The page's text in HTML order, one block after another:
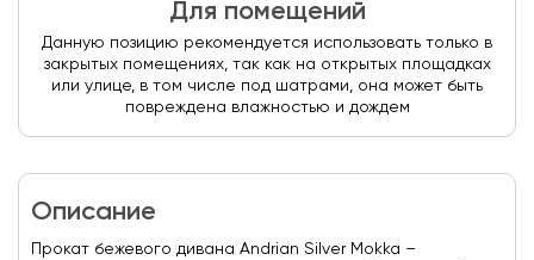
Для помещений
Данную позицию рекомендуется использовать только в
закрытых помещениях, так как на открытых площадках
или улице, в том числе под шатрами, она может быть
повреждена влажностью и дождем
Описание
Прокат бежевого дивана Andrian Silver Mokka –